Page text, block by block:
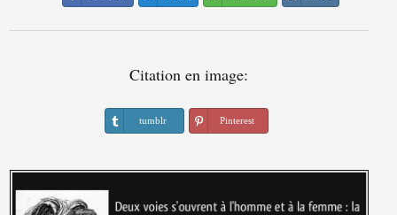
Citation en image:
tumblr Pinterest